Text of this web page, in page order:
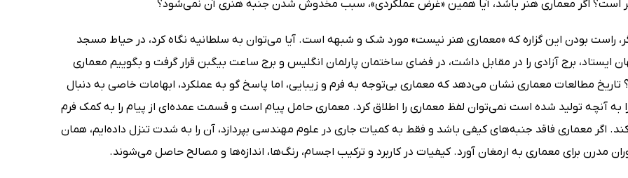
است؟ اگر معماری هنر باشد، آیا همین «غرض عملکردی»، سبب مخدوش شدن جنبه هنری آن نمی‌شود؟
راست بودن این گزاره که «معماری هنر نیست» مورد شک و شبهه است. آیا می‌توان به سلطانیه نگاه کرد، در حیاط مسجد
ایستاد، برج آزادی را در مقابل داشت، در فضای ساختمان پارلمان انگلیس و برج ساعت بیگبن قرار گرفت و بگوییم معماری
مطالعات معماری نشان می‌دهد که معماری بی‌توجه به فرم و زیبایی، اما پاسخ گو به عملکرد، ابهامات خاصی به دنبال
به آنچه تولید شده است نمی‌توان لفظ معماری را اطلاق کرد. معماری حامل پیام است و قسمت عمده‌ای از پیام را به کمک فرم
اگر معماری فاقد جنبه‌های کیفی باشد و فقط به کمیات جاری در علوم مهندسی بپردازد، آن را به شدت تنزل داده‌ایم، همان
مدرن برای معماری به ارمغان آورد. کیفیات در کاربرد و ترکیب اجسام، رنگ‌ها، اندازه‌ها و مصالح حاصل می‌شوند.